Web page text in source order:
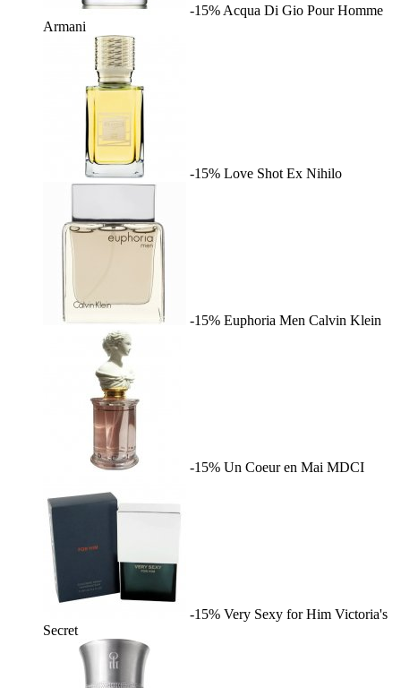
-15% Acqua Di Gio Pour Homme
Armani
-15% Love Shot Ex Nihilo
-15% Euphoria Men Calvin Klein
-15% Un Coeur en Mai MDCI
-15% Very Sexy for Him Victoria's
Secret